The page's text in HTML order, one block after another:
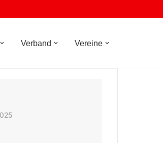
Verband Vereine